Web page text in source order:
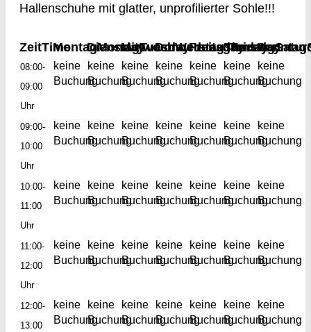
Hallenschuhe mit glatter, unprofilierter Sohle!!!
ZeitTime
MontagMonday
DienstagTuesday
MittwochWednesday
DonnerstagThursday
FreitagFriday
SamstagSonntag
08:00-
09:00
Uhr
keine
Buchung
keine
Buchung
keine
Buchung
keine
Buchung
keine
Buchung
keine
Buchung
keine
Buchung
09:00-
10:00
Uhr
keine
Buchung
keine
Buchung
keine
Buchung
keine
Buchung
keine
Buchung
keine
Buchung
keine
Buchung
10:00-
11:00
Uhr
keine
Buchung
keine
Buchung
keine
Buchung
keine
Buchung
keine
Buchung
keine
Buchung
keine
Buchung
11:00-
12:00
Uhr
keine
Buchung
keine
Buchung
keine
Buchung
keine
Buchung
keine
Buchung
keine
Buchung
keine
Buchung
12:00-
13:00
keine
Buchung
keine
Buchung
keine
Buchung
keine
Buchung
keine
Buchung
keine
Buchung
keine
Buchung